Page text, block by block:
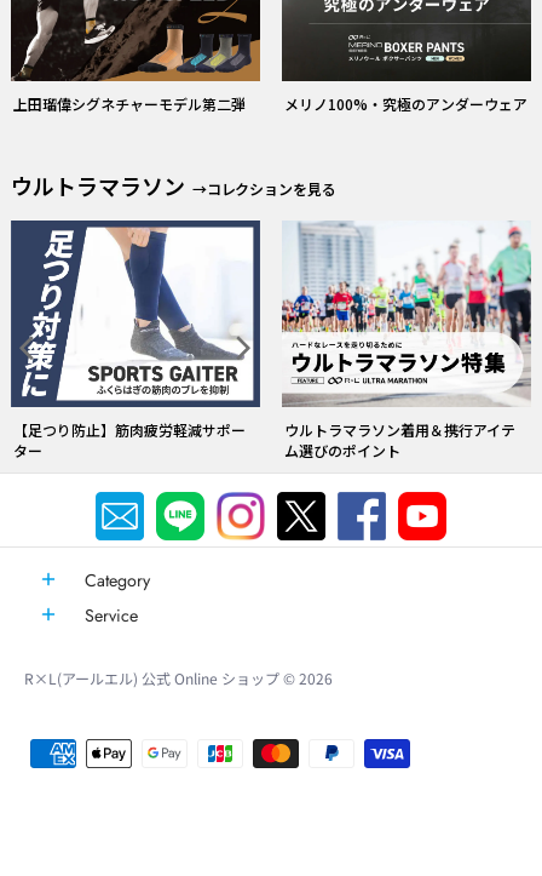
【足つり防止】筋肉疲労軽減サポー
ウルトラマラソン着用＆携行アイテ
ム選びのポイント
Category
Service
R×L(アールエル) 公式 Online ショップ© 2026